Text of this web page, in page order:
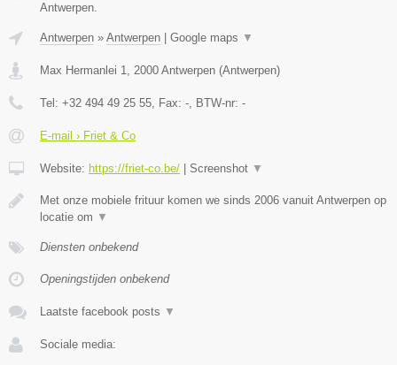
Antwerpen.
Antwerpen » Antwerpen Google maps ▼
Max Hermanlei 1, 2000 Antwerpen (Antwerpen)
Tel: +32 494 49 25 55, Fax: -, BTW-nr: -
E-mail › Friet & Co
Website: https://friet-co.be/ Screenshot ▼
Met onze mobiele frituur komen we sinds 2006 vanuit Antwerpen op
locatie om ▼
Diensten onbekend
Openingstijden onbekend
Laatste facebook posts ▼
Sociale media: